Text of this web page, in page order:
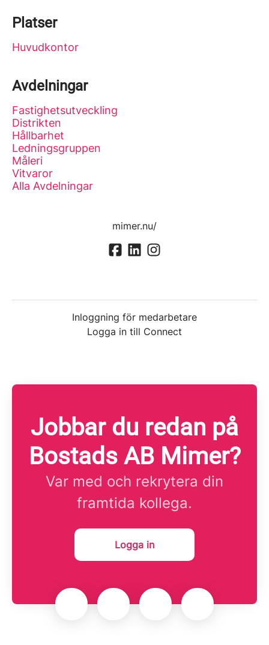
Platser
Huvudkontor
Avdelningar
Fastighetsutveckling
Distrikten
Hållbarhet
Ledningsgruppen
Måleri
Vitvaror
Alla Avdelningar
mimer.nu/
Inloggning för medarbetare
Logga in till Connect
Jobbar du redan på
Bostads AB Mimer?
Var med och rekrytera din
framtida kollega.
Logga in